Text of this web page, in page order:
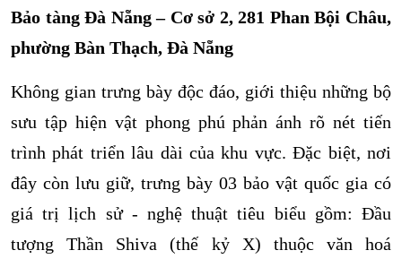
Bảo tàng Đà Nẵng – Cơ sở 2,281 Phan Bội Châu,
phường Bàn Thạch, Đà Nẵng
Không gian trưng bày độc đáo, giới thiệu những bộ
sưu tập hiện vật phong phú phản ánh rõ nét tiến
trình phát triển lâu dài của khu vực. Đặc biệt, nơi
đây còn lưu giữ, trưng bày 03 bảo vật quốc gia có
giá trị lịch sử - nghệ thuật tiêu biểu gồm: Đầu
tượng Thần Shiva (thế kỷ X) thuộc văn hoá